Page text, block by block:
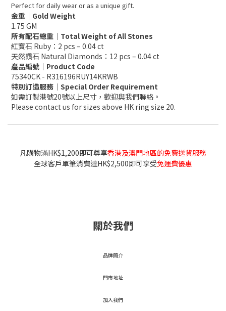
Perfect for daily wear or as a unique gift.
金重｜Gold Weight
1.75 GM
所有配石總重｜Total Weight of All Stones
紅寶石 Ruby：2 pcs – 0.04 ct
天然鑽石 Natural Diamonds：12 pcs – 0.04 ct
產品編號｜Product Code
75340CK - R316196RUY14KRWB
特別訂造服務｜Special Order Requirement
如需訂製港號20號以上尺寸，歡迎與我們聯絡。
Please contact us for sizes above HK ring size 20.
凡購物滿HK$1,200即可尊享香港及澳門地區的免費送貨服務
全球客戶單筆消費達HK$2,500即可享受免運費優惠
關於我們
品牌簡介
門市地址
加入我們